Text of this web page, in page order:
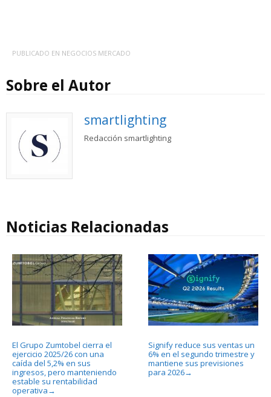
PUBLICADO EN NEGOCIOS MERCADO
Sobre el Autor
smartlighting
Redacción smartlighting
Noticias Relacionadas
El Grupo Zumtobel cierra el
ejercicio 2025/26 con una
caída del 5,2% en sus
ingresos, pero manteniendo
estable su rentabilidad
operativa →
Signify reduce sus ventas un
6% en el segundo trimestre y
mantiene sus previsiones
para 2026→